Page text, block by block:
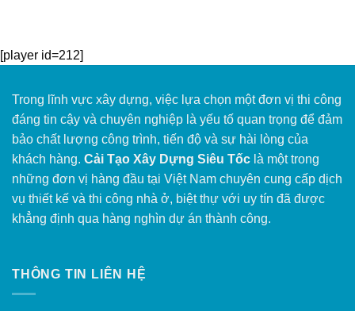
[player id=212]
Trong lĩnh vực xây dựng, việc lựa chọn một đơn vị thi công
đáng tin cậy và chuyên nghiệp là yếu tố quan trọng để đảm
bảo chất lượng công trình, tiến độ và sự hài lòng của
khách hàng. Cải Tạo Xây Dựng Siêu Tốc là một trong
những đơn vị hàng đầu tại Việt Nam chuyên cung cấp dịch
vụ thiết kế và thi công nhà ở, biệt thự với uy tín đã được
khẳng định qua hàng nghìn dự án thành công.
THÔNG TIN LIÊN HỆ